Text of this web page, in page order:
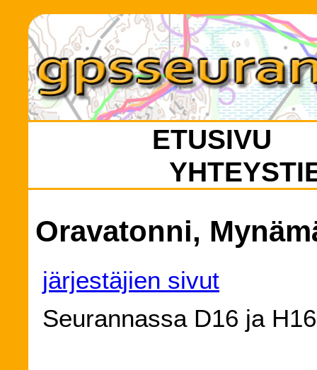
ETUSIVU
Oravatonni,
järjestäjien sivut
Seurannassa D16 ja